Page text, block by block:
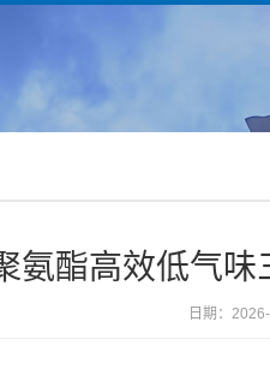
氨酯高效低气味
日期：